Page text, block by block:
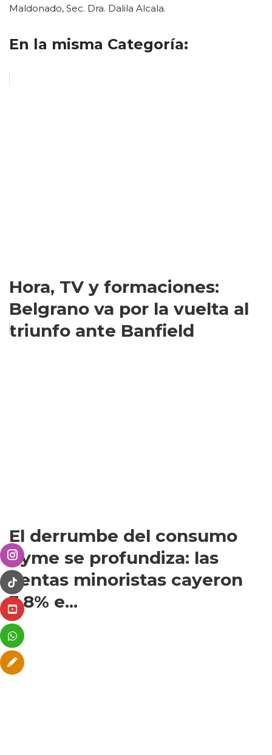
Maldonado, Sec. Dra. Dalila Alcala.
En la misma Categoría:
Hora, TV y formaciones:
Belgrano va por la vuelta al
triunfo ante Banfield
El derrumbe del consumo
pyme se profundiza: las
ventas minoristas cayeron
3,8% e...